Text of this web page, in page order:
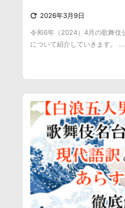
 2026年3月9日
令和6年（2024）4月の歌舞伎
について紹介していきます。 ...